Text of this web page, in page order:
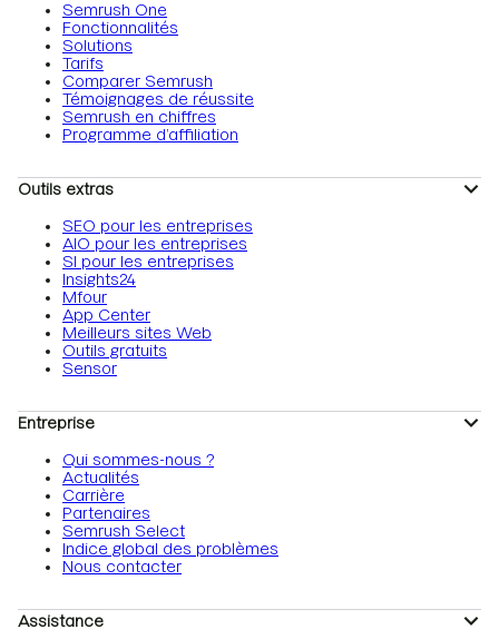
Semrush One
Fonctionnalités
Solutions
Tarifs
Comparer Semrush
Témoignages de réussite
Semrush en chiffres
Programme d’affiliation
Outils extras
SEO pour les entreprises
AIO pour les entreprises
SI pour les entreprises
Insights24
Mfour
App Center
Meilleurs sites Web
Outils gratuits
Sensor
Entreprise
Qui sommes-nous ?
Actualités
Carrière
Partenaires
Semrush Select
Indice global des problèmes
Nous contacter
Assistance